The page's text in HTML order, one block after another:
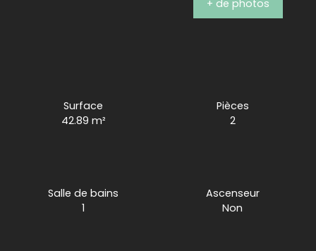
+ de photos
Surface
42.89 m²
Pièces
2
Salle de bains
1
Ascenseur
Non